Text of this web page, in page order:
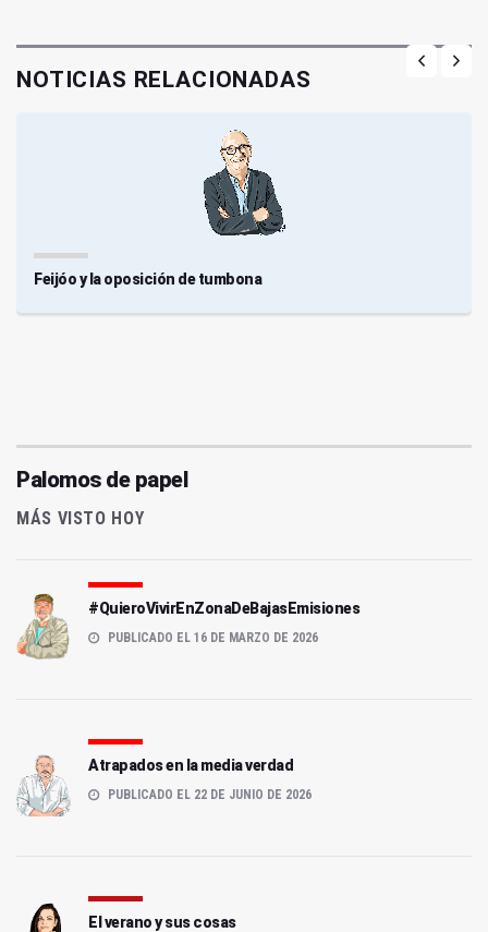
NOTICIAS RELACIONADAS
Feijóo y la oposición de tumbona
Palomos de papel
MÁS VISTO HOY
#QuieroVivirEnZonaDeBajasEmisiones
PUBLICADO EL 16 DE MARZO DE 2026
Atrapados en la media verdad
PUBLICADO EL 22 DE JUNIO DE 2026
El verano y sus cosas